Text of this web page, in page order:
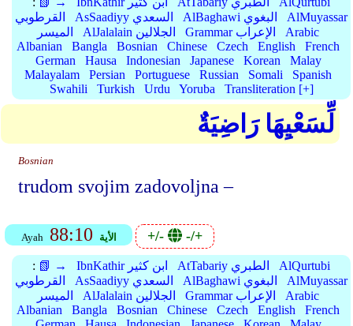
القرطوبي
AsSaadiyy السعدي AlBaghawi البغوي
AlMuyassar
الميسر
AlJalalain الجلالين Grammar الإعراب
Arabic
Albanian
Bangla Bosnian Chinese Czech English
French
German
Hausa Indonesian Japanese Korean
Malay
Malayalam
Persian Portuguese Russian Somali
Spanish
Swahili
Turkish Urdu Yoruba Transliteration [+]
لِّسَعْيِهَا رَاضِيَةٌ
Bosnian
trudom svojim zadovoljna –
Ayah 88:10 الأية +/- -/+
: 📗 → IbnKathir ابن كثير AtTabariy الطبري
AlQurtubi
القرطوبي
AsSaadiyy السعدي AlBaghawi البغوي
AlMuyassar
الميسر
AlJalalain الجلالين Grammar الإعراب
Arabic
Albanian
Bangla Bosnian Chinese Czech English
French